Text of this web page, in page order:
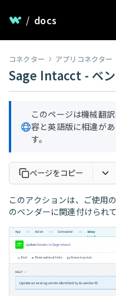
/ docs
コネクター アプリコネクター
Sage Intacct - ベ
このページは機械翻
容と英語版に相違が
す。
ページをコピー
このアクションは、ご使用
のベンダーに関連付けられ